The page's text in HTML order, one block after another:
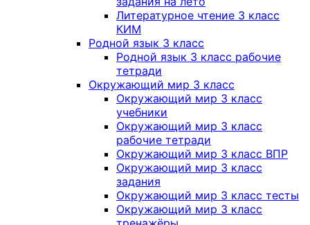
Литературное чтение 3 класс
КИМ
Родной язык 3 класс
Родной язык 3 класс рабочие
тетради
Окружающий мир 3 класс
Окружающий мир 3 класс
учебники
Окружающий мир 3 класс
рабочие тетради
Окружающий мир 3 класс ВПР
Окружающий мир 3 класс
задания
Окружающий мир 3 класс тесты
Окружающий мир 3 класс